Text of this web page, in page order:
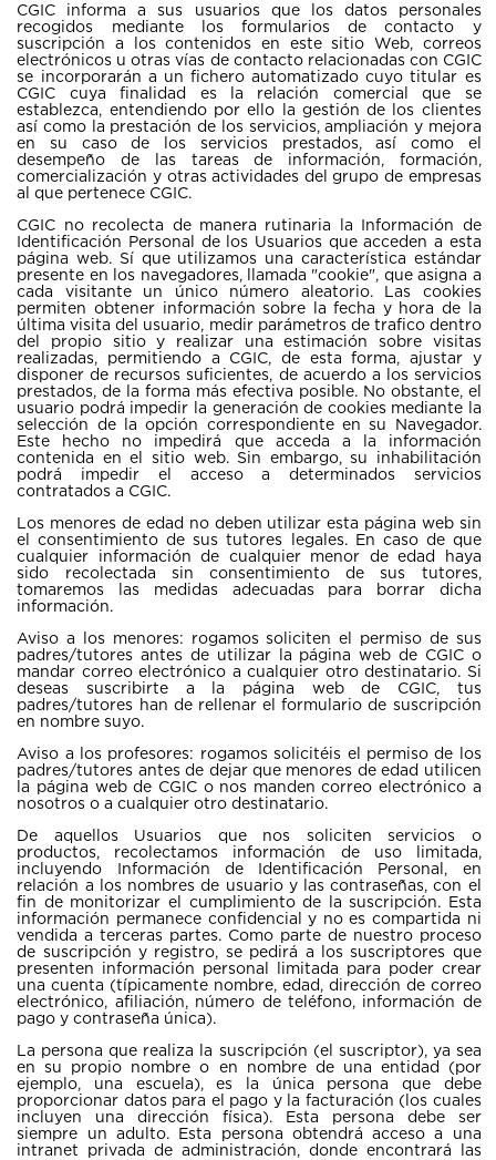
CGIC informa a sus usuarios que los datos personales
recogidos mediante los formularios de contacto y
suscripción a los contenidos en este sitio Web, correos
electrónicos u otras vías de contacto relacionadas con CGIC
se incorporarán a un fichero automatizado cuyo titular es
CGIC cuya finalidad es la relación comercial que se
establezca, entendiendo por ello la gestión de los clientes
así como la prestación de los servicios, ampliación y mejora
en su caso de los servicios prestados, así como el
desempeño de las tareas de información, formación,
comercialización y otras actividades del grupo de empresas
al que pertenece CGIC.
CGIC no recolecta de manera rutinaria la Información de
Identificación Personal de los Usuarios que acceden a esta
página web. Sí que utilizamos una característica estándar
presente en los navegadores, llamada "cookie", que asigna a
cada visitante un único número aleatorio. Las cookies
permiten obtener información sobre la fecha y hora de la
última visita del usuario, medir parámetros de trafico dentro
del propio sitio y realizar una estimación sobre visitas
realizadas, permitiendo a CGIC, de esta forma, ajustar y
disponer de recursos suficientes, de acuerdo a los servicios
prestados, de la forma más efectiva posible. No obstante, el
usuario podrá impedir la generación de cookies mediante la
selección de la opción correspondiente en su Navegador.
Este hecho no impedirá que acceda a la información
contenida en el sitio web. Sin embargo, su inhabilitación
podrá impedir el acceso a determinados servicios
contratados a CGIC.
Los menores de edad no deben utilizar esta página web sin
el consentimiento de sus tutores legales. En caso de que
cualquier información de cualquier menor de edad haya
sido recolectada sin consentimiento de sus tutores,
tomaremos las medidas adecuadas para borrar dicha
información.
Aviso a los menores: rogamos soliciten el permiso de sus
padres/tutores antes de utilizar la página web de CGIC o
mandar correo electrónico a cualquier otro destinatario. Si
deseas suscribirte a la página web de CGIC, tus
padres/tutores han de rellenar el formulario de suscripción
en nombre suyo.
Aviso a los profesores: rogamos solicitéis el permiso de los
padres/tutores antes de dejar que menores de edad utilicen
la página web de CGIC o nos manden correo electrónico a
nosotros o a cualquier otro destinatario.
De aquellos Usuarios que nos soliciten servicios o
productos, recolectamos información de uso limitada,
incluyendo Información de Identificación Personal, en
relación a los nombres de usuario y las contraseñas, con el
fin de monitorizar el cumplimiento de la suscripción. Esta
información permanece confidencial y no es compartida ni
vendida a terceras partes. Como parte de nuestro proceso
de suscripción y registro, se pedirá a los suscriptores que
presenten información personal limitada para poder crear
una cuenta (típicamente nombre, edad, dirección de correo
electrónico, afiliación, número de teléfono, información de
pago y contraseña única).
La persona que realiza la suscripción (el suscriptor), ya sea
en su propio nombre o en nombre de una entidad (por
ejemplo, una escuela), es la única persona que debe
proporcionar datos para el pago y la facturación (los cuales
incluyen una dirección física). Esta persona debe ser
siempre un adulto. Esta persona obtendrá acceso a una
intranet privada de administración, donde encontrará las